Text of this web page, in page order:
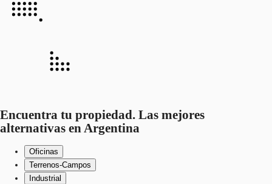
Encuentra tu propiedad. Las mejores
alternativas en Argentina
Oficinas
Terrenos-Campos
Industrial